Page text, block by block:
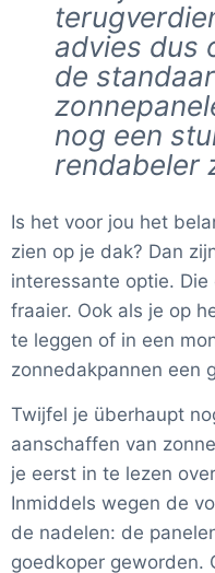
advies dus
de
nog een
rendabeler
Is het voor jou het
zien op je dak? Dan
interessante optie.
fraaier. Ook als je op
te leggen of in een
zonnedakpannen een
Twijfel je überhaupt
aanschaffen van
je eerst in te lezen
Inmiddels wegen de
de nadelen: de
goedkoper geworden.